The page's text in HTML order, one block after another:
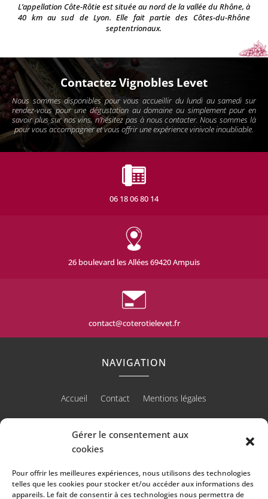
Gérer le consentement aux
cookies
Pour offrir les meilleures expériences, nous utilisons des technologies
telles que les cookies pour stocker et/ou accéder aux informations des
appareils. Le fait de consentir à ces technologies nous permettra de
L’appellation Côte-Rôtie est située au nord de la vallée du Rhône, à
40 km au sud de Lyon. Elle fait partie des Côtes-du-Rhône
septentrionaux.
Contactez Vignobles Levet
Nous sommes disponibles pour vous accueillir du lundi au samedi sur
rendez-vous pour une dégustation au domaine ou simplement pour en
savoir plus sur nos vins, n'hésitez pas à nous contacter. Nous sommes là
pour vous accompagner et vous offrir une expérience vinivole inoubliable.
06 18 06 80 14
26 boulevard les Allées 69420 Ampuis
contact@coterotielevet.fr
NAVIGATION
Accueil Contact Mentions légales
RÉALISATION